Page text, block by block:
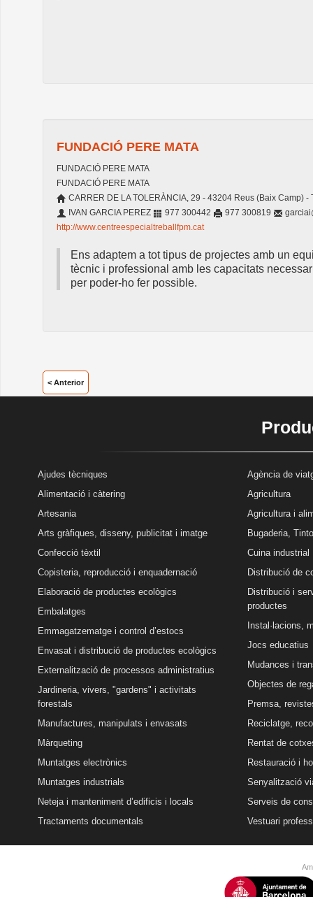
FUNDACIÓ PERE MATA
FUNDACIÓ PERE MATA
FUNDACIÓ PERE MATA
CARRER DE LA TOLERÀNCIA, 29 - 43204 Reus (Baix Camp) -
IVAN GARCIA PEREZ
977 300442 977 300819
http://www.centreespecialtreballfpm.cat
Ens adaptem a tot tipus de projectes amb un
tècnic i professional amb les capacitats
per poder-ho fer possible.
< Anterior
Ajudes tècniques
Alimentació i càtering
Artesania
Arts gràfiques, disseny, publicitat i imatge
Confecció tèxtil
Copisteria, reproducció i enquadernació
Elaboració de productes ecològics
Embalatges
Emmagatzematge i control d’estocs
Envasat i distribució de productes ecològics
Externalització de processos administratius
Jardineria, vivers, "gardens" i activitats
forestals
Manufactures, manipulats i envasats
Màrqueting
Muntatges electrònics
Muntatges industrials
Neteja i manteniment d’edificis i locals
Tractaments documentals
Agència de
Agricultura
Agricultura i
Bugaderia,
Cuina industrial
Distribució de
Distribució i
productes
Instal·lacions,
Jocs educatius
Mudances i
Objectes de
Premsa,
Reciclatge,
Rentat de
Restauració i
Senyalització
Serveis de
Vestuari